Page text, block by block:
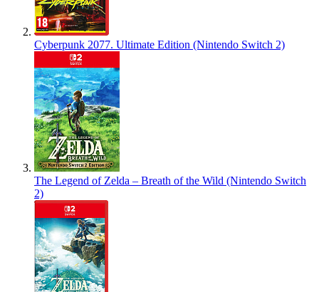
Cyberpunk 2077. Ultimate Edition (Nintendo Switch 2)
The Legend of Zelda – Breath of the Wild (Nintendo Switch
2)